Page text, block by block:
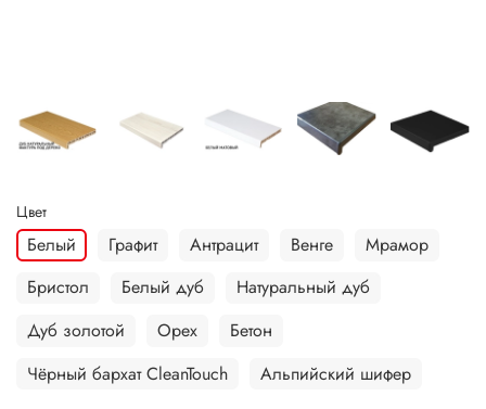
Цвет
Белый Графит Антрацит Венге
Мрамор
Бристол
Белый дуб
Натуральный дуб
Дуб золотой
Орех
Бетон
Чёрный бархат CleanTouch
Альпийский шифер